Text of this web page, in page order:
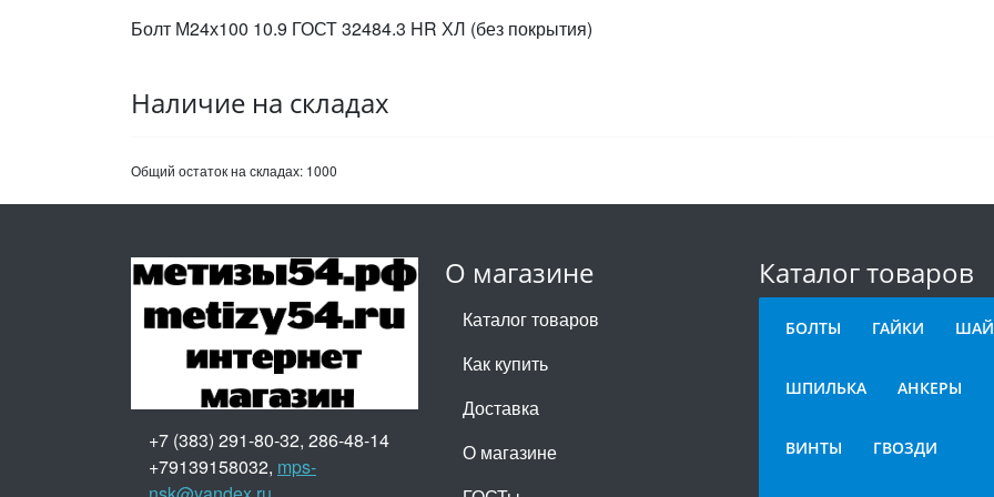
Болт М24х100 10.9 ГОСТ 32484.3 HR ХЛ (без покрытия)
Наличие на складах
Общий остаток на складах: 1000
О магазине
Каталог товаров
Как купить
Доставка
О магазине
Каталог товаров
БОЛТЫ ГАЙКИ
ШПИЛЬКА АНКЕРЫ
ВИНТЫ ГВОЗДИ
+7 (383) 291-80-32, 286-48-14
+79139158032, mps-